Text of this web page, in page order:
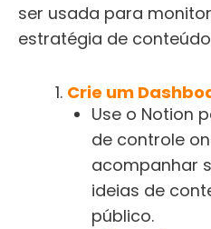
ser usada para
estratégia de
Crie um
Use o Notion
de controle
acompanhar
ideias de
público.